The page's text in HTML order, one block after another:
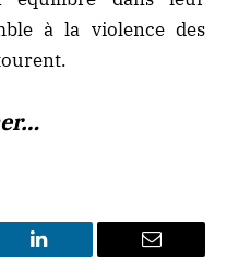
à la violence des
LinkedIn Email